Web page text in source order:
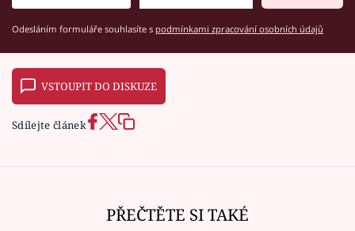
Odesláním formuláře souhlasíte s podmínkami zpracování osobních údajů
VSTOUPIT DO DISKUZE
Sdílejte článek
PŘEČTĚTE SI TAKÉ